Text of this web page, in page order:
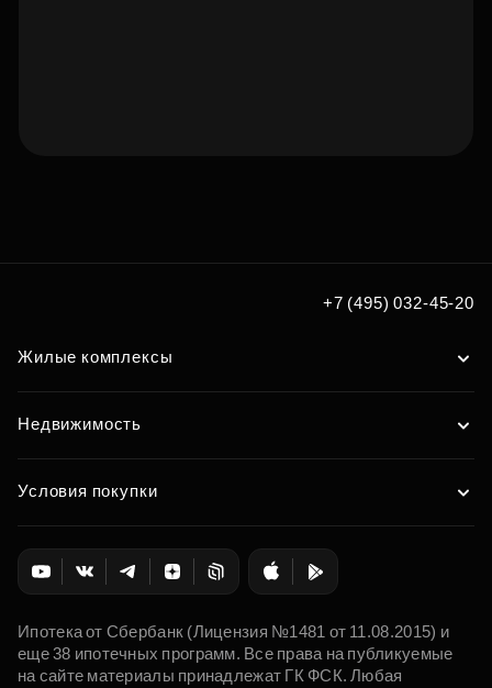
+7 (495) 032-45-20
Жилые комплексы
Недвижимость
Условия покупки
Ипотека от Сбербанк (Лицензия №1481 от 11.08.2015) и
еще 38 ипотечных программ. Все права на публикуемые
на сайте материалы принадлежат ГК ФСК. Любая